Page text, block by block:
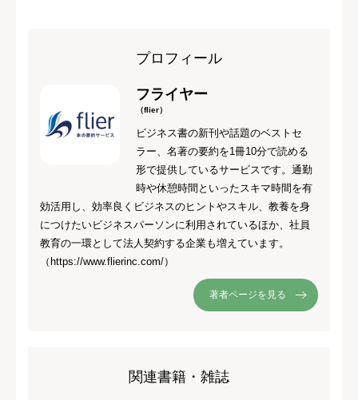
プロフィール
フライヤー
（flier）
ビジネス書の新刊や話題のベストセ
ラー、名著の要約を1冊10分で読める
形で提供しているサービスです。通勤
時や休憩時間といったスキマ時間を有
効活用し、効率良くビジネスのヒントやスキル、教養を身
につけたいビジネスパーソンに利用されているほか、社員
教育の一環として法人契約する企業も増えています。
（https://www.flierinc.com/）
著者ページを見る
関連書籍・雑誌